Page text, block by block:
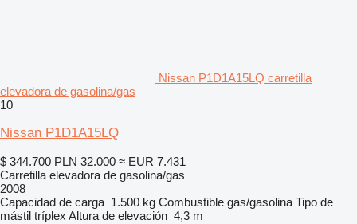
Nissan P1D1A15LQ carretilla
elevadora de gasolina/gas
10
Nissan P1D1A15LQ
$ 344.700 PLN 32.000 ≈ EUR 7.431
Carretilla elevadora de gasolina/gas
2008
Capacidad de carga 1.500 kg Combustible gas/gasolina Tipo de
mástil tríplex Altura de elevación 4,3 m